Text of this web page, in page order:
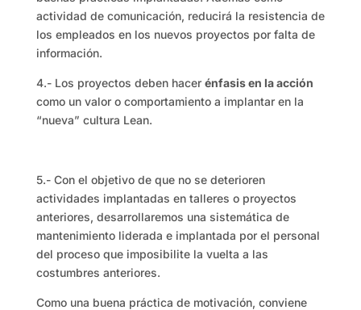
actividad de comunicación, reducirá la resistencia de
los empleados en los nuevos proyectos por falta de
información.
4.- Los proyectos deben hacer énfasis en la acción
como un valor o comportamiento a implantar en la
“nueva” cultura Lean.
5.- Con el objetivo de que no se deterioren
actividades implantadas en talleres o proyectos
anteriores, desarrollaremos una sistemática de
mantenimiento liderada e implantada por el personal
del proceso que imposibilite la vuelta a las
costumbres anteriores.
Como una buena práctica de motivación, conviene